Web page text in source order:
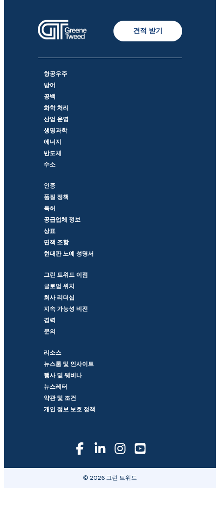
견적 받기
항공우주
방어
공백
화학 처리
산업 운영
생명과학
에너지
반도체
수소
인증
품질 정책
특허
공급업체 정보
상표
면책 조항
현대판 노예 성명서
그린 트위드 이점
글로벌 위치
회사 리더십
지속 가능성 비전
경력
문의
리소스
뉴스룸 및 인사이트
행사 및 웨비나
뉴스레터
약관 및 조건
개인 정보 보호 정책
© 2026 그린 트위드